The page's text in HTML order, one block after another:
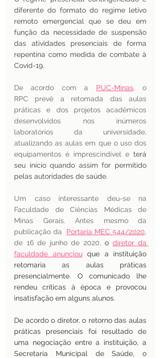
diferente do formato do regime letivo
remoto emergencial que se deu em
função da necessidade de suspensão
das atividades presenciais de forma
repentina como medida de combate à
Covid-19.
De acordo com a PUC-Minas, o
RPC prevê a retomada das aulas
práticas e dos projetos acadêmicos
desenvolvidos nos inúmeros
laboratórios da universidade,
atualizando as aulas em que o uso dos
equipamentos é imprescindível e terá
seu início quando assim for permitido
pelas autoridades de saúde.
Um caso interessante deu-se na
Faculdade de Ciências Médicas de
Minas Gerais. Antes mesmo da
publicação da Portaria MEC 544/2020,
de 16 de junho de 2020, o diretor da
faculdade anunciou que a instituição
retomaria as aulas práticas
presencialmente. O comunicado lhe
rendeu críticas à época e provocou
insatisfação em alguns alunos.
De acordo o diretor, o retorno das aulas
práticas presenciais foi resultado de
uma negociação entre a instituição, a
Secretaria Municipal de Saúde, o